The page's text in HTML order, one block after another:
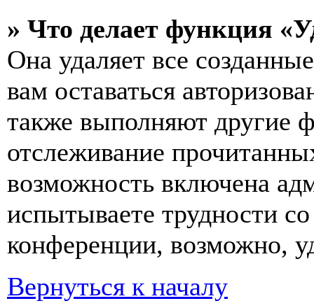
» Что делает функция
Она удаляет все
вам оставаться
также выполняют другие
отслеживание
возможность включена
испытываете трудности
конференции, возможно,
Вернуться к началу